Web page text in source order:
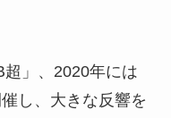
」、2020年には
し、大きな反響を